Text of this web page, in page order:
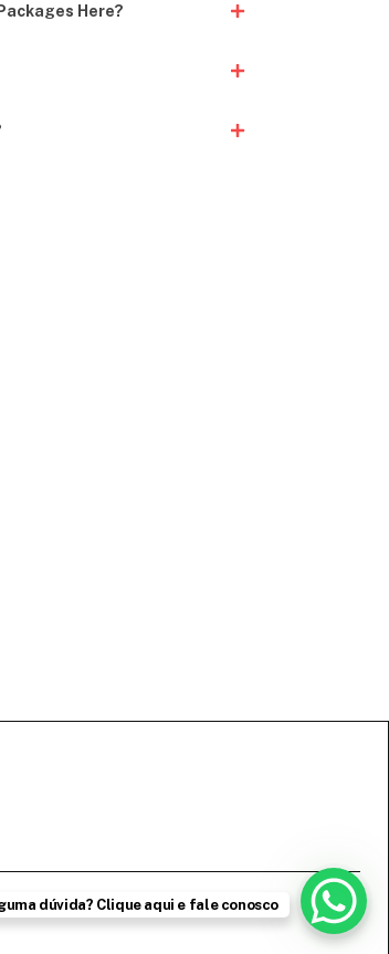
Here?
dúvida? Clique aqui e fale conosco